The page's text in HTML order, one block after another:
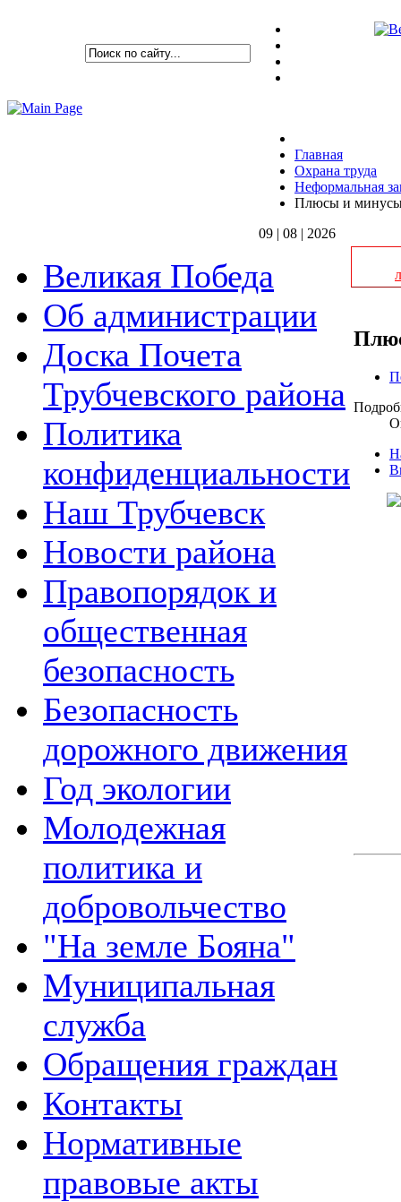
Главная
Охрана труда
Неформальная
Плюсы и минусы
09 | 08 | 2026
Великая Победа
Об администрации
Доска Почета
Трубчевского района
Политика
конфиденциальности
Наш Трубчевск
Новости района
Правопорядок и
общественная
безопасность
Безопасность
дорожного движения
Год экологии
Молодежная
политика и
добровольчество
"На земле Бояна"
Муниципальная
служба
Обращения граждан
Контакты
Нормативные
правовые акты